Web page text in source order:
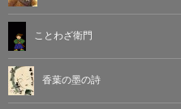
ことわざ衛門
香葉の墨の詩